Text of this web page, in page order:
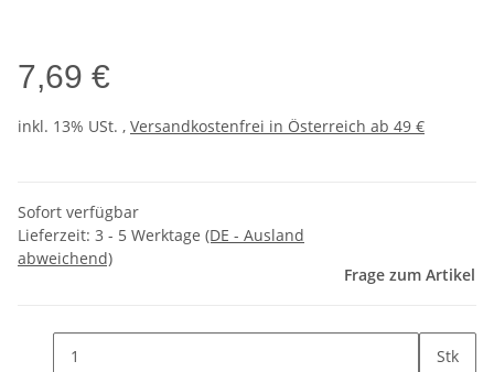
7,69 €
inkl. 13% USt. , Versandkostenfrei in Österreich ab 49 €
Sofort verfügbar
Lieferzeit: 3 - 5 Werktage (DE - Ausland
abweichend)
Frage zum Artikel
Stk